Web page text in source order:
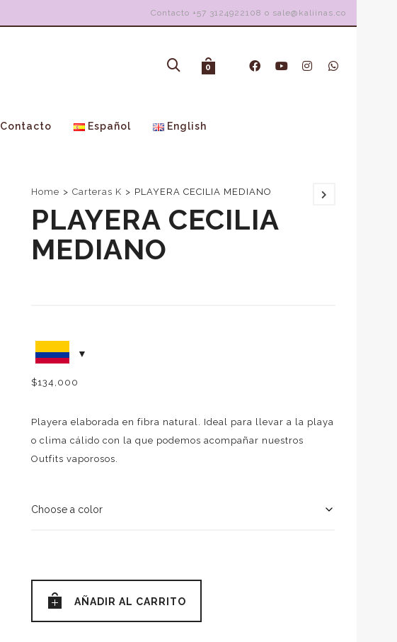
Contacto +57 3124922108 o sale@kaliinas.co
0
Contacto Español English
Home > Carteras K > PLAYERA CECILIA MEDIANO
PLAYERA CECILIA
MEDIANO
$134,000
Playera elaborada en fibra natural. Ideal para llevar a la playa
o clima cálido con la que podemos acompañar nuestros
Outfits vaporosos.
AÑADIR AL CARRITO